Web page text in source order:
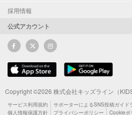
採用情報
公式アカウント
Copyright ©2026 株式会社キッズライン（
サービス利用規約 サポーターによるSNS投稿ガイド
個人情報保護方針
プライバシーポリシー Cookieポ